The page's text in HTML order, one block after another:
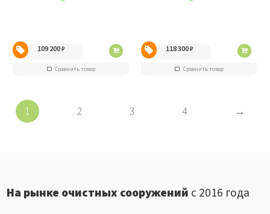
109 200₽
Сравнить товар
118 300₽
Сравнить товар
1 2 3 4 →
На рынке очистных сооружений с 2016 года